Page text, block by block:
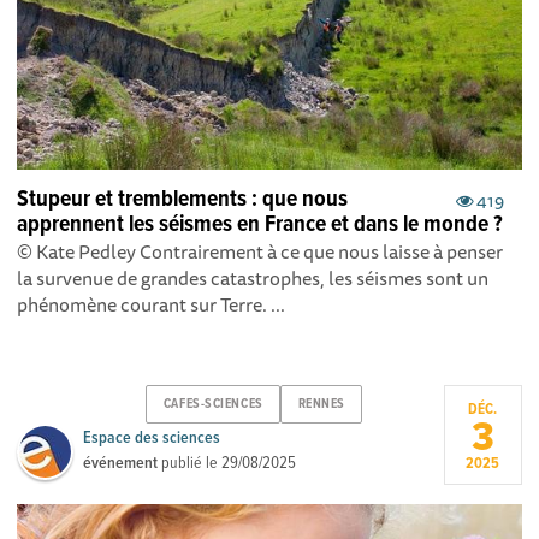
419
Stupeur et tremblements : que nous
apprennent les séismes en France et dans le monde ?
© Kate Pedley Contrairement à ce que nous laisse à penser
la survenue de grandes catastrophes, les séismes sont un
phénomène courant sur Terre. ...
CAFES-SCIENCES RENNES
Espace des sciences
événement publié le29/08/2025
DÉC.
3
2025